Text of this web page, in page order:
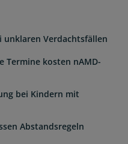
unklaren Verdachtsfällen
Termine kosten nAMD-
bei Kindern mit
Abstandsregeln